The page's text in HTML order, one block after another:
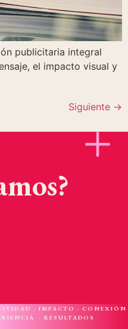
publicitaria integral
el impacto visual y
Siguiente →
· IMPACTO · CONEXIÓN
· RESULTADOS